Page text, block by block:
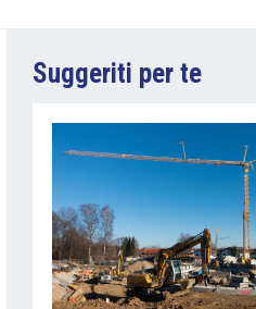
Suggeriti per te